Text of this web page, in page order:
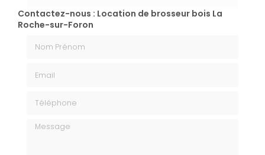
Contactez-nous : Location de brosseur bois La
Roche-sur-Foron
Message